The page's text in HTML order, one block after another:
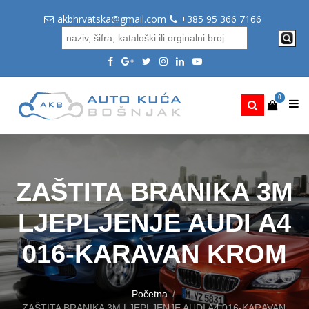
akbhrvatska@gmail.com +385 95 366 7166
0
ZAŠTITA BRANIKA 3M
LJEPLJENJE AUDI A4
016-KARAVAN KROM
Početna